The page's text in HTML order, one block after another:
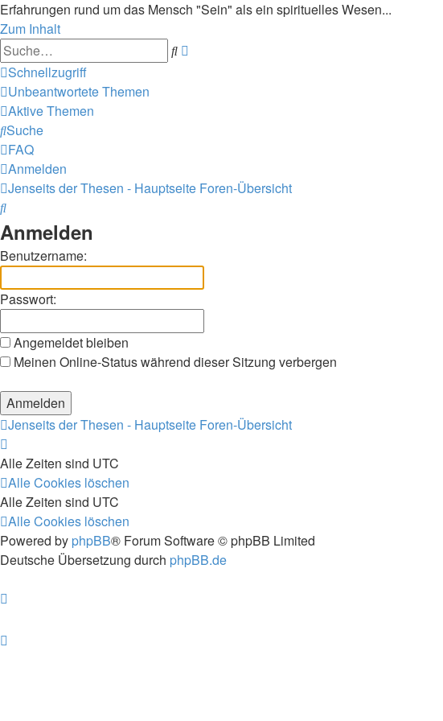
Erfahrungen rund um das Mensch "Sein" als ein spirituelles Wesen...
Zum Inhalt
Suche
Schnellzugriff
Unbeantwortete Themen
Aktive Themen
Suche
FAQ
Anmelden
Jenseits der Thesen - Hauptseite Foren-Übersicht
Suche
Anmelden
Benutzername:
Passwort:
Angemeldet bleiben
Meinen Online-Status während dieser Sitzung verbergen
Jenseits der Thesen - Hauptseite Foren-Übersicht
Alle Zeiten sind UTC
Alle Cookies löschen
Alle Zeiten sind UTC
Alle Cookies löschen
Powered by phpBB® Forum Software © phpBB Limited
Deutsche Übersetzung durch phpBB.de